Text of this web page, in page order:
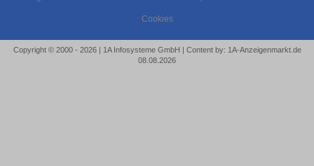
Cookies
Copyright © 2000 - 2026 | 1A Infosysteme GmbH | Content by: 1A-Anzeigenmarkt.de
08.08.2026